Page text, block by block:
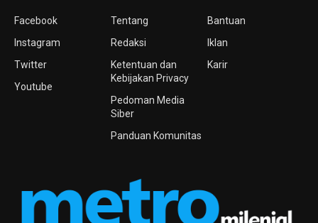
Facebook
Instagram
Twitter
Youtube
Tentang
Redaksi
Ketentuan dan
Kebijakan Privacy
Pedoman Media
Siber
Panduan Komunitas
Bantuan
Iklan
Karir